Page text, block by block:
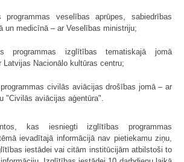
veselības aprūpes, sabiedrības
un medicīnā – ar Veselības ministriju;
programmas izglītības tematiskajā jomā
Latvijas Nacionālo kultūras centru;
civilās aviācijas drošības jomā – ar
"Civilās aviācijas aģentūra".
kas iesniegti izglītības programmas
ievadītajā informācijā nav pietiekamu ziņu,
iestādei vai citām institūcijām atbilstoši to